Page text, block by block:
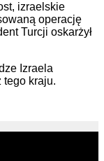
izraelskie
operację
Turcji oskarżył
Izraela
tego kraju.